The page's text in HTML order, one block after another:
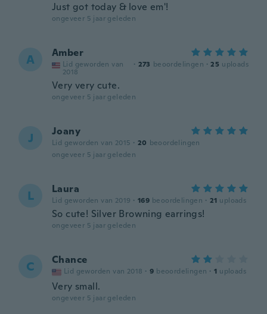
Just got today & love em'!
ongeveer 5 jaar geleden
A Amber
Lid geworden van
2018
· 273 beoordelingen · 25 uploads
Very very cute.
ongeveer 5 jaar geleden
J Joany
Lid geworden van 2015 · 20 beoordelingen
ongeveer 5 jaar geleden
L Laura
Lid geworden van 2019 · 169 beoordelingen · 21 uploads
So cute! Silver Browning earrings!
ongeveer 5 jaar geleden
C Chance
Lid geworden van 2018 · 9 beoordelingen · 1 uploads
Very small.
ongeveer 5 jaar geleden